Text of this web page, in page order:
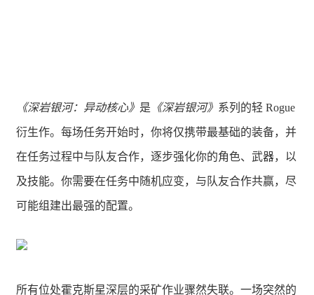
《深岩银河：异动核心》 是 《深岩银河》 系列的轻 Rogue
衍生作。每场任务开始时，你将仅携带最基础的装备，并
在任务过程中与队友合作，逐步强化你的角色、武器，以
及技能。你需要在任务中随机应变，与队友合作共赢，尽
可能组建出最强的配置。
所有位处霍克斯星深层的采矿作业骤然失联。一场突然的